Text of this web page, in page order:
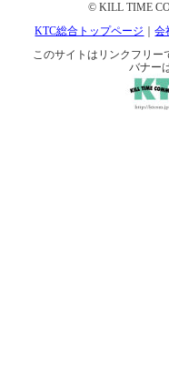
© KILL TIME
KTC総合トップページ
｜会
このサイトはリンクフリー
バナー